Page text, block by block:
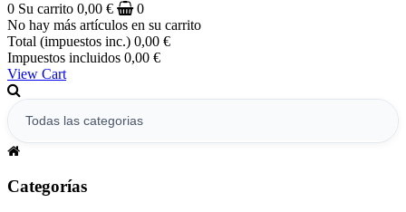
0 Su carrito 0,00 €
0
No hay más artículos en su carrito
Total (impuestos inc.) 0,00 €
Impuestos incluidos 0,00 €
View Cart
Categorías